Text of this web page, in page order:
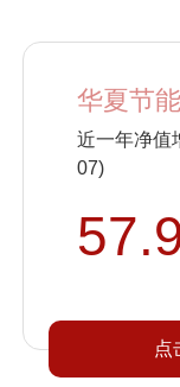
华夏节
近一年净值
07)
点